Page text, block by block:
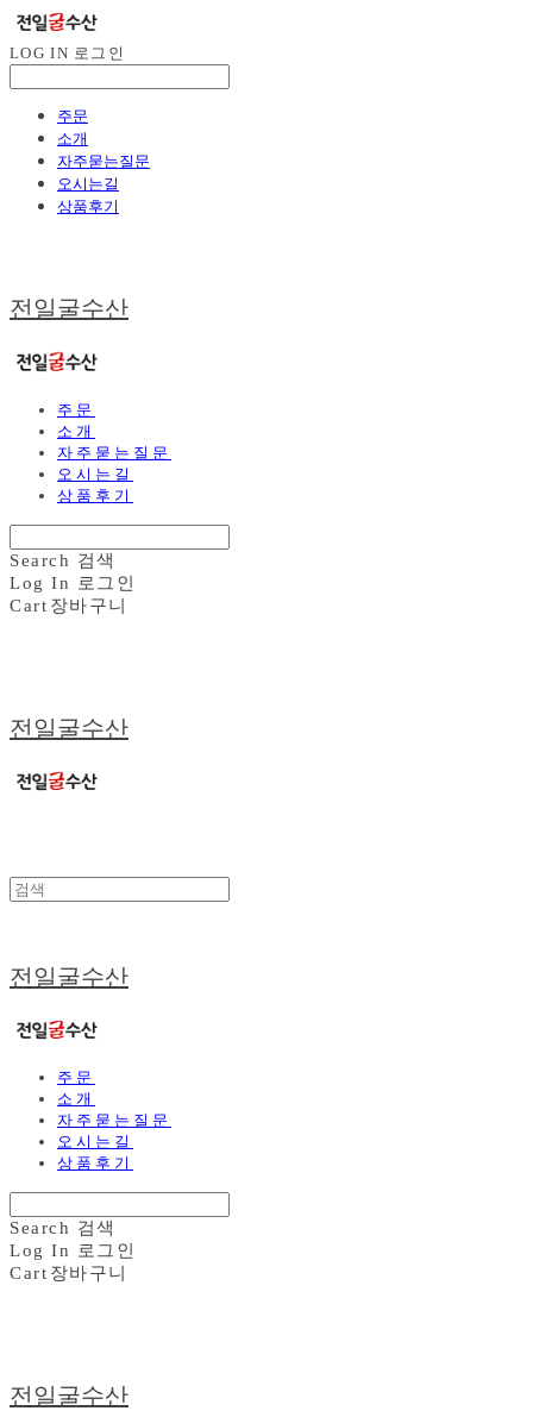
LOG IN 로그인
주문
소개
자주묻는질문
오시는길
상품후기
전일굴수산
주문
소개
자주묻는질문
오시는길
상품후기
Search 검색
Log In
로그인
Cart 장바구니
전일굴수산
전일굴수산
주문
소개
자주묻는질문
오시는길
상품후기
Search 검색
Log In 로그인
Cart 장바구니
전일굴수산